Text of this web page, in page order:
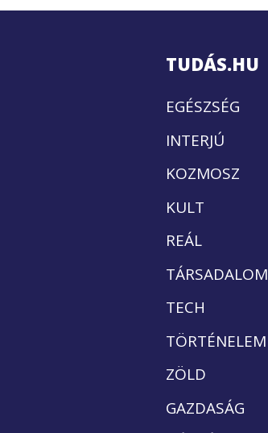
TUDÁS.HU
EGÉSZSÉG
INTERJÚ
KOZMOSZ
KULT
REÁL
TÁRSADALOM
TECH
TÖRTÉNELEM
ZÖLD
GAZDASÁG